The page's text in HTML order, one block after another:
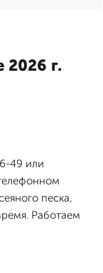
2026 г.
49 или
песка,
Работаем